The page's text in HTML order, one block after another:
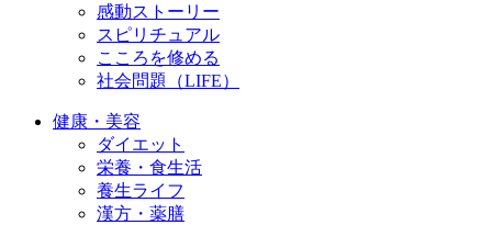
感動ストーリー
スピリチュアル
こころを修める
社会問題（LIFE）
健康・美容
ダイエット
栄養・食生活
養生ライフ
漢方・薬膳